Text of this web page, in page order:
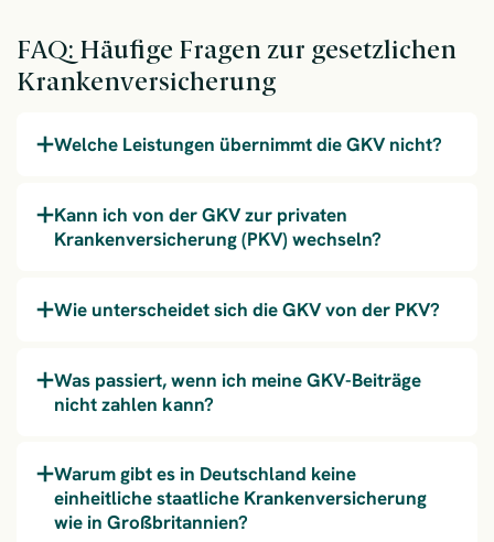
FAQ: Häufige Fragen zur gesetzlichen
Krankenversicherung
Welche Leistungen übernimmt die GKV nicht?
Kann ich von der GKV zur privaten
Krankenversicherung (PKV) wechseln?
Wie unterscheidet sich die GKV von der PKV?
Was passiert, wenn ich meine GKV-Beiträge
nicht zahlen kann?
Warum gibt es in Deutschland keine
einheitliche staatliche Krankenversicherung
wie in Großbritannien?